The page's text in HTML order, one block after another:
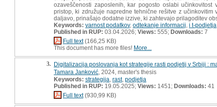
ozaveščenosti zaposlenih, kar pogosto oslabi
pristop, ki združuje napredne tehnične rešitve z
daljavo, prinašajo dodatne izzive, ki zahtevajo prilagoditev
Keywords: varnost podatkov, odtekanje informacij i t-podjetja
Published in RUP: 03.04.2026; Views: 555; Downloads: 7
Full text(166,25 KB)
This document has more files! More...
3. Digitalizacija poslovanja kot strategije rasti podjetij v Srbiji :
Tamara Janković , 2024, master's thesis
Keywords: strategija rast, podjetja
Published in RUP: 19.05.2025; Views: 1451; Downloads: 41
Full text(930,99 KB)